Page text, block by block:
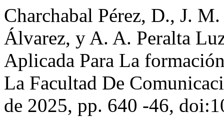
Charchabal Pérez, D., J.
Álvarez, y A. A. Peralta
Aplicada Para La
La Facultad De
de 2025, pp. 640 -46,